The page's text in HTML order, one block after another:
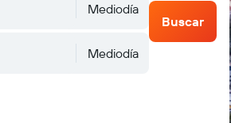
Mediodía
Mediodía
Buscar